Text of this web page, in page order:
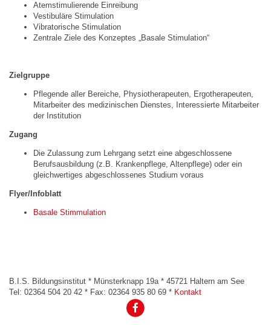
Atemstimulierende Einreibung
Vestibuläre Stimulation
Vibratorische Stimulation
Zentrale Ziele des Konzeptes „Basale Stimulation“
Zielgruppe
Pflegende aller Bereiche, Physiotherapeuten, Ergotherapeuten,
Mitarbeiter des medizinischen Dienstes, Interessierte Mitarbeiter
der Institution
Zugang
Die Zulassung zum Lehrgang setzt eine abgeschlossene
Berufsausbildung (z.B. Krankenpflege, Altenpflege) oder ein
gleichwertiges abgeschlossenes Studium voraus
Flyer/Infoblatt
Basale Stimmulation
B.I.S. Bildungsinstitut * Münsterknapp 19a * 45721 Haltern am See
Tel: 02364 504 20 42 * Fax: 02364 935 80 69 * Kontakt